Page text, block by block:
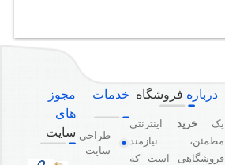
درباره فروشگاه
یک خرید اینترنتی
مطمئن، نیازمند
فروشگاهی است که
خدمات
طراحی
سایت
مجوز
های
سایت